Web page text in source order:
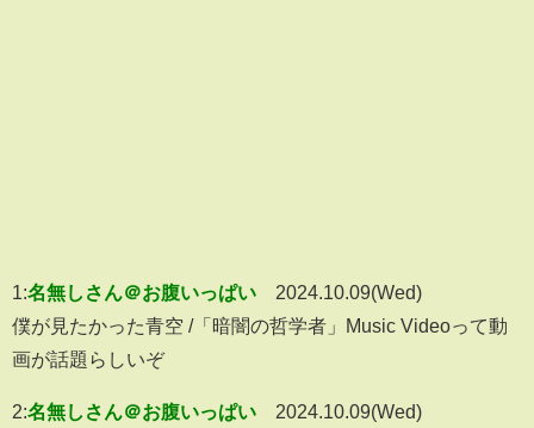
1:名無しさん＠お腹いっぱい
2024.10.09(Wed)
僕が見たかった青空 /「暗闇の哲学者」Music Videoって動
画が話題らしいぞ
2:名無しさん＠お腹いっぱい 2024.10.09(Wed)